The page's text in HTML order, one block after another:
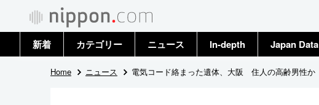
新着 カテゴリー
政治・外交
ニュース
トップ
In-depth Japan Data
Home ニュース 電気コード絡まった遺体、大阪 住人の高齢男性か